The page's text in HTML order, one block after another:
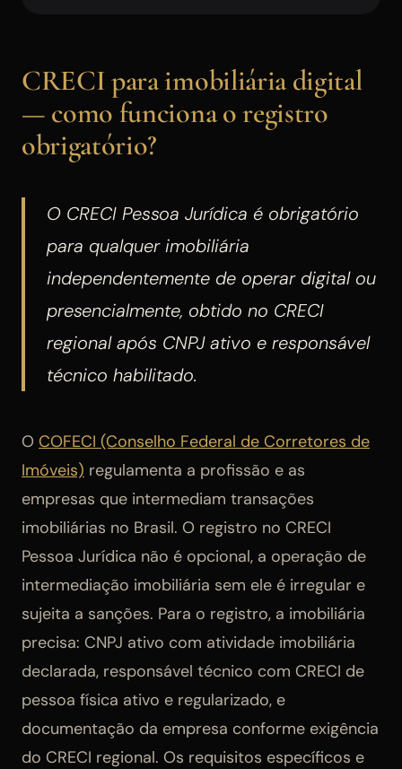
CRECI para imobiliária digital
— como funciona o registro
obrigatório?
O CRECI Pessoa Jurídica é obrigatório
para qualquer imobiliária
independentemente de operar digital ou
presencialmente, obtido no CRECI
regional após CNPJ ativo e responsável
técnico habilitado.
O COFECI (Conselho Federal de Corretores de
Imóveis) regulamenta a profissão e as
empresas que intermediam transações
imobiliárias no Brasil. O registro no CRECI
Pessoa Jurídica não é opcional, a operação de
intermediação imobiliária sem ele é irregular e
sujeita a sanções. Para o registro, a imobiliária
precisa: CNPJ ativo com atividade imobiliária
declarada, responsável técnico com CRECI de
pessoa física ativo e regularizado, e
documentação da empresa conforme exigência
do CRECI regional. Os requisitos específicos e